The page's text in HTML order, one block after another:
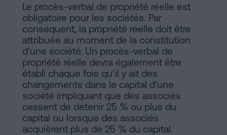
Le procès-verbal de propriété réelle est
obligatoire pour les sociétés. Par
conséquent, la propriété réelle doit être
attribuée au moment de la constitution
d'une société. Un procès-verbal de
propriété réelle devra également être
établi chaque fois qu'il y ait des
changements dans le capital d'une
société impliquant que des associés
cessent de détenir 25 % ou plus du
capital ou lorsque des associés
acquièrent plus de 25 % du capital.